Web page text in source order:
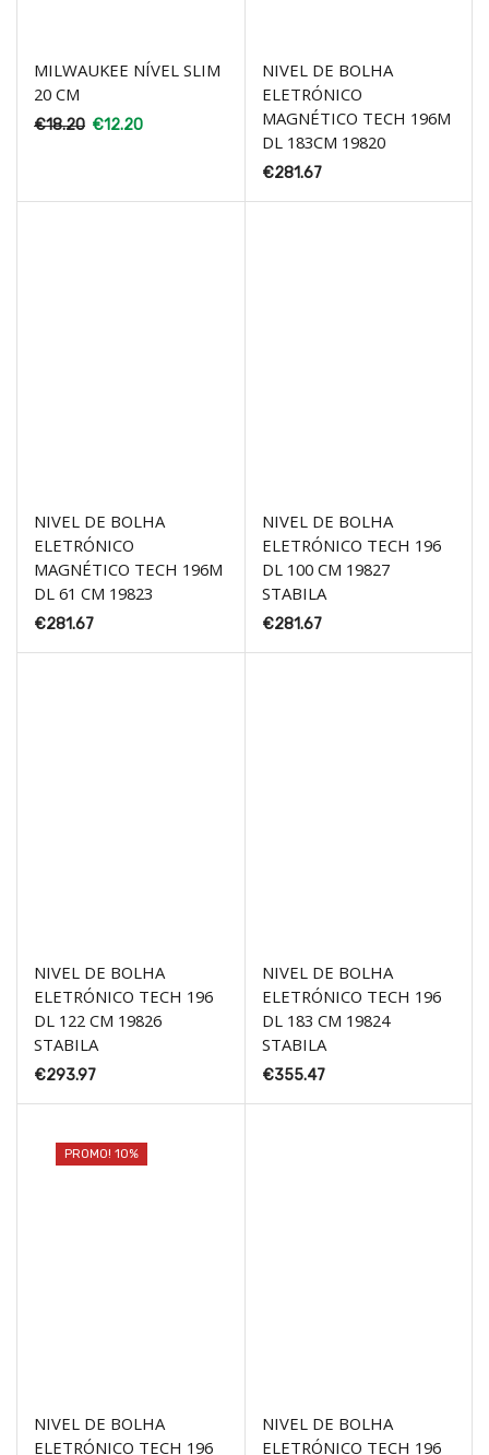
MILWAUKEE NÍVEL SLIM
20 CM
€18.20 €12.20
NIVEL DE BOLHA
ELETRÓNICO
MAGNÉTICO TECH 196M
DL 183CM 19820
€281.67
NIVEL DE BOLHA
ELETRÓNICO
MAGNÉTICO TECH 196M
DL 61 CM 19823
€281.67
NIVEL DE BOLHA
ELETRÓNICO TECH 196
DL 100 CM 19827
STABILA
€281.67
NIVEL DE BOLHA
ELETRÓNICO TECH 196
DL 122 CM 19826
STABILA
€293.97
NIVEL DE BOLHA
ELETRÓNICO TECH 196
DL 183 CM 19824
STABILA
€355.47
PROMO! 10%
NIVEL DE BOLHA
ELETRÓNICO TECH 196
NIVEL DE BOLHA
ELETRÓNICO TECH 196